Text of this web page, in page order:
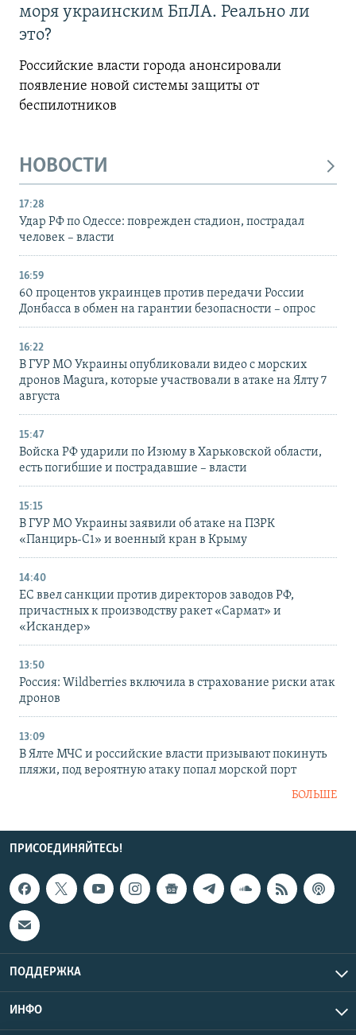
моря украинским БпЛА. Реально ли
это?
Российские власти города анонсировали
появление новой системы защиты от
беспилотников
НОВОСТИ
17:28
Удар РФ по Одессе: поврежден стадион, пострадал
человек – власти
16:59
60 процентов украинцев против передачи России
Донбасса в обмен на гарантии безопасности – опрос
16:22
В ГУР МО Украины опубликовали видео с морских
дронов Magura, которые участвовали в атаке на Ялту 7
августа
15:47
Войска РФ ударили по Изюму в Харьковской области,
есть погибшие и пострадавшие – власти
15:15
В ГУР МО Украины заявили об атаке на ПЗРК
«Панцирь-С1» и военный кран в Крыму
14:40
ЕС ввел санкции против директоров заводов РФ,
причастных к производству ракет «Сармат» и
«Искандер»
13:50
Россия: Wildberries включила в страхование риски атак
дронов
13:09
В Ялте МЧС и российские власти призывают покинуть
пляжи, под вероятную атаку попал морской порт
БОЛЬШЕ
ПРИСОЕДИНЯЙТЕСЬ!
ПОДДЕРЖКА
ИНФО